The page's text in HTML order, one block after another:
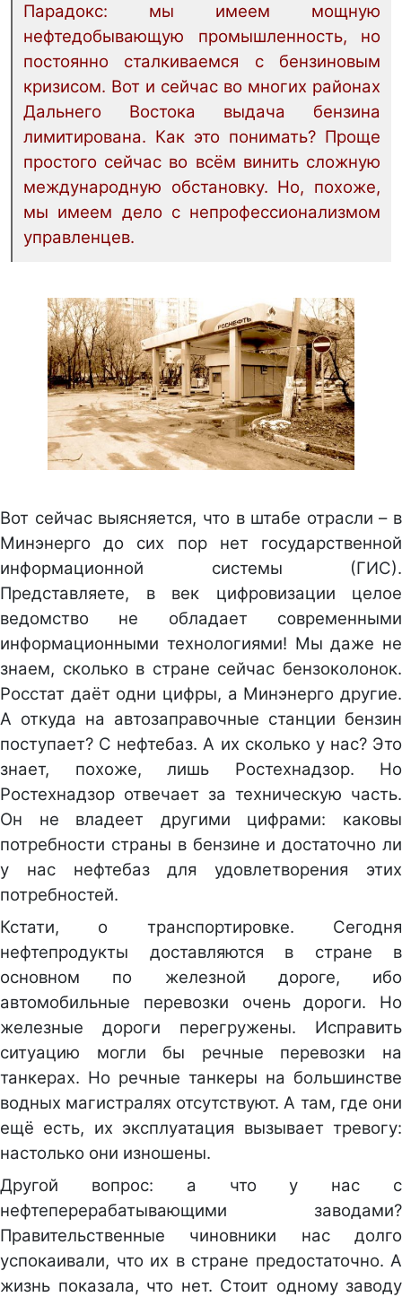
Парадокс: мы имеем мощную
нефтедобывающую промышленность, но
постоянно сталкиваемся с бензиновым
кризисом. Вот и сейчас во многих районах
Дальнего Востока выдача бензина
лимитирована. Как это понимать? Проще
простого сейчас во всём винить сложную
международную обстановку. Но, похоже,
мы имеем дело с непрофессионализмом
управленцев.
Вот сейчас выясняется, что в штабе отрасли – в
Минэнерго до сих пор нет государственной
информационной системы (ГИС).
Представляете, в век цифровизации целое
ведомство не обладает современными
информационными технологиями! Мы даже не
знаем, сколько в стране сейчас бензоколонок.
Росстат даёт одни цифры, а Минэнерго другие.
А откуда на автозаправочные станции бензин
поступает? С нефтебаз. А их сколько у нас? Это
знает, похоже, лишь Ростехнадзор. Но
Ростехнадзор отвечает за техническую часть.
Он не владеет другими цифрами: каковы
потребности страны в бензине и достаточно ли
у нас нефтебаз для удовлетворения этих
потребностей.
Кстати, о транспортировке. Сегодня
нефтепродукты доставляются в стране в
основном по железной дороге, ибо
автомобильные перевозки очень дороги. Но
железные дороги перегружены. Исправить
ситуацию могли бы речные перевозки на
танкерах. Но речные танкеры на большинстве
водных магистралях отсутствуют. А там, где они
ещё есть, их эксплуатация вызывает тревогу:
настолько они изношены.
Другой вопрос: а что у нас с
нефтеперерабатывающими заводами?
Правительственные чиновники нас долго
успокаивали, что их в стране предостаточно. А
жизнь показала, что нет. Стоит одному заводу